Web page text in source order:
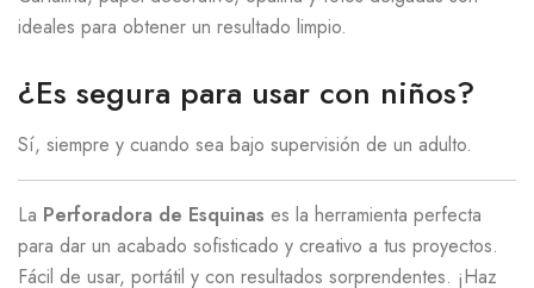
ideales para obtener un resultado limpio.
¿Es segura para usar con niños?
Sí, siempre y cuando sea bajo supervisión de un adulto.
La Perforadora de Esquinas es la herramienta perfecta
para dar un acabado sofisticado y creativo a tus proyectos.
Fácil de usar, portátil y con resultados sorprendentes. ¡Haz